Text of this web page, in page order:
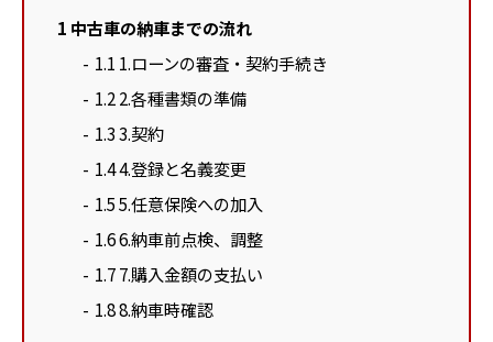
1 中古車の納車までの流れ
1.1 1.ローンの審査・契約手続き
1.22.各種書類の準備
1.33.契約
1.44.登録と名義変更
1.55.任意保険への加入
1.66.納車前点検、調整
1.77.購入金額の支払い
1.88.納車時確認